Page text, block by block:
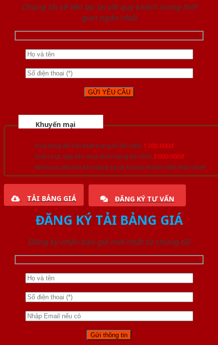
Chúng tôi sẽ liên lạc lại với quý khách trong thời
gian ngắn nhất
Khuyến mại
Quà tặng đồ nội thất trang trí lên đến 1.000.000đ
Giảm trực tiếp khi mua đơn hàng lớn hơn 3.000.000đ
Nhiều ưu đãi lớn khi đăng ký tài khoản thành viên thân thiết
TẢI BẢNG GIÁ ĐĂNG KÝ TƯ VẤN
ĐĂNG KÝ TẢI BẢNG GIÁ
Đăng ký nhận báo giá mới nhất từ chúng tôi